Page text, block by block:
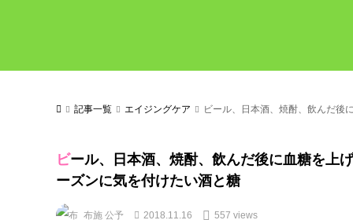
記事一覧 エイジングケア ビール、日本酒、焼酎、飲んだ後
ビール、日本酒、焼酎、飲んだ後に血糖を上げないのはどれ？飲み会シ
ーズンに気を付けたい酒と糖
布施 公予 2018.11.16 557 views